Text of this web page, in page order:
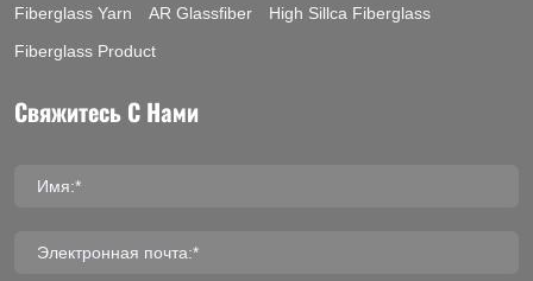
Fiberglass Yarn AR Glassfiber
High Sillca Fiberglass
Fiberglass Product
Свяжитесь С Нами
Имя:*
Электронная почта:*